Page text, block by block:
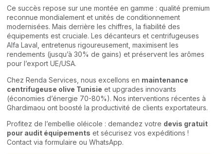
Ce succès repose sur une montée en gamme : qualité premium
reconnue mondialement et unités de conditionnement
modernisées. Mais derrière les chiffres, la fiabilité des
équipements est cruciale. Les décanteurs et centrifugeuses
Alfa Laval, entretenus rigoureusement, maximisent les
rendements (jusqu’à 30% de gains) et préservent les arômes
pour l’export UE/USA.
Chez Renda Services, nous excellons en maintenance
centrifugeuse olive Tunisie et upgrades innovants
(économies d’énergie 70-80%). Nos interventions récentes à
Ghardimaou ont boosté la productivité de clients exportateurs.
Profitez de l’embellie oléicole : demandez votre devis gratuit
pour audit équipements et sécurisez vos expéditions !
Contact via formulaire ou WhatsApp.